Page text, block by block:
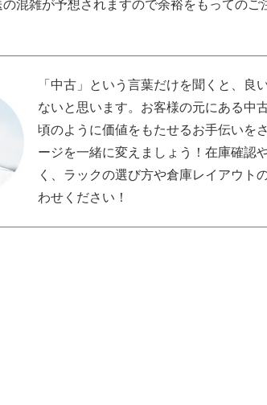
の混雑が予想されますので余裕をもってのご
「中古」という言葉だけを聞くと、良
ないと思います。お客様の元にある中
頃のように価値をもたせるお手伝いを
ージを一緒に変えましょう！在庫確認
く、ラックの選び方や倉庫レイアウト
わせください！